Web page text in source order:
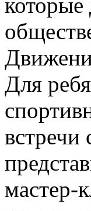
Для
встречи
мастер-